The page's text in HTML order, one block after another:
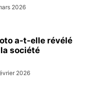
2026
a-t-elle révélé
société
2026